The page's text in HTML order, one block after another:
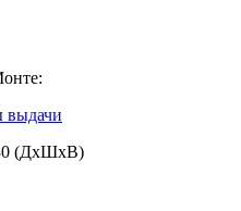
выдачи
(ДхШхВ)